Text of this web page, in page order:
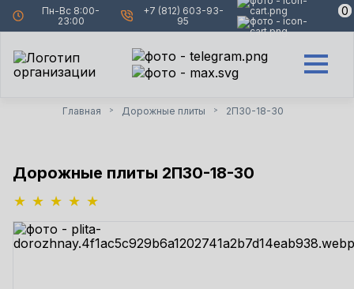
Пн-Вс 8:00-
23:00
+7 (812) 603-93-
95
0
0
Главная > Дорожные плиты > 2П30-18-30
Дорожные плиты 2П30-18-30